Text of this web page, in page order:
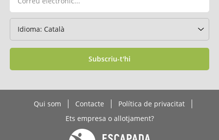
Subscriu-t'hi
Qui som Contacte
Política de privacitat
Ets empresa o allotjament?